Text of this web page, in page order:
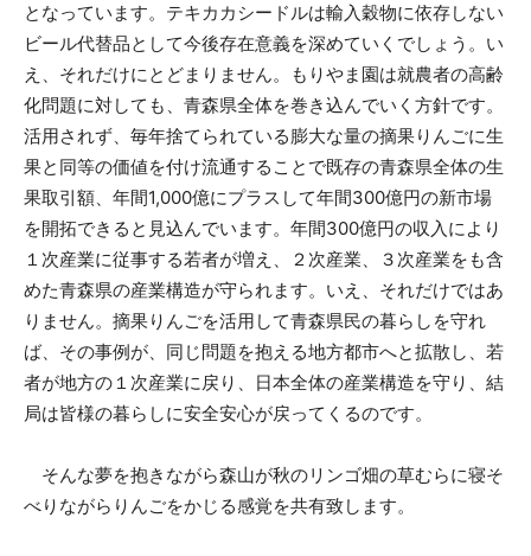
となっています。テキカカシードルは輸入穀物に依存しない
ビール代替品として今後存在意義を深めていくでしょう。い
え、それだけにとどまりません。もりやま園は就農者の高齢
化問題に対しても、青森県全体を巻き込んでいく方針です。
活用されず、毎年捨てられている膨大な量の摘果りんごに生
果と同等の価値を付け流通することで既存の青森県全体の生
果取引額、年間1,000億にプラスして年間300億円の新市場
を開拓できると見込んでいます。年間300億円の収入により
１次産業に従事する若者が増え、２次産業、３次産業をも含
めた青森県の産業構造が守られます。いえ、それだけではあ
りません。摘果りんごを活用して青森県民の暮らしを守れ
ば、その事例が、同じ問題を抱える地方都市へと拡散し、若
者が地方の１次産業に戻り、日本全体の産業構造を守り、結
局は皆様の暮らしに安全安心が戻ってくるのです。
そんな夢を抱きながら森山が秋のリンゴ畑の草むらに寝そ
べりながらりんごをかじる感覚を共有致します。